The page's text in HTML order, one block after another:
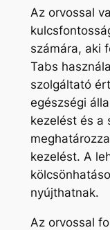
Az orvossal
számára, aki
Tabs
szolgáltató
egészségi
kezelést és a
kezelést. A
nyújthatnak.
Az orvossal